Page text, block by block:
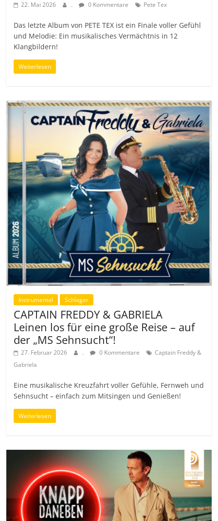
22. Mai 2026 . 0 Kommentare Pete Tex
Das letzte Album von PETE TEX ist ein Finale voller Gefühl
und Melodie: Ein musikalisches Vermächtnis in 12
Klangbildern!
Weiterlesen
Instrumental Schlager
CAPTAIN FREDDY & GABRIELA
Leinen los für eine große Reise – auf
der „MS Sehnsucht“!
27. Februar 2026 . 0 Kommentare
Captain Freddy &
Gabriela
Eine musikalische Kreuzfahrt voller Gefühle, Fernweh und
Sehnsucht – einfach zum Mitsingen und Genießen!
Weiterlesen